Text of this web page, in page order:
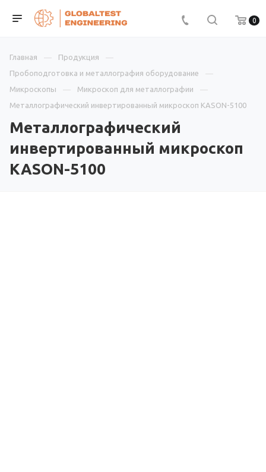
0
Главная
Продукция
Пробоподготовка и металлография оборудование
Микроскопы
Микроскоп для металлографии
Металлографический инвертированный микроскоп KASON-5100
Металлографический
инвертированный микроскоп
KASON-5100